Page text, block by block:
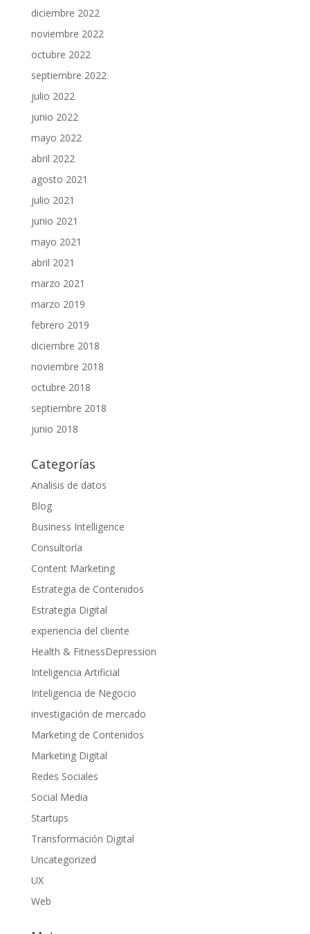
diciembre 2022
noviembre 2022
octubre 2022
septiembre 2022
julio 2022
junio 2022
mayo 2022
abril 2022
agosto 2021
julio 2021
junio 2021
mayo 2021
abril 2021
marzo 2021
marzo 2019
febrero 2019
diciembre 2018
noviembre 2018
octubre 2018
septiembre 2018
junio 2018
Categorías
Analisis de datos
Blog
Business Intelligence
Consultoría
Content Marketing
Estrategia de Contenidos
Estrategia Digital
experiencia del cliente
Health & FitnessDepression
Inteligencia Artificial
Inteligencia de Negocio
investigación de mercado
Marketing de Contenidos
Marketing Digital
Redes Sociales
Social Media
Startups
Transformación Digital
Uncategorized
UX
Web